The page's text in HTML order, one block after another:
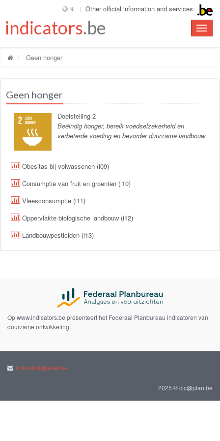
NL Other official information and services:
Toggle
indicators.be
Geen honger
Geen honger
Doelstelling 2
Beëindig honger, bereik voedselzekerheid en
verbeterde voeding en bevorder duurzame landbouw
Obesitas bij volwassenen (i09)
Consumptie van fruit en groenten (i10)
Vleesconsumptie (i11)
Oppervlakte biologische landbouw (i12)
Landbouwpesticiden (i13)
Op www.indicators.be presenteert het Federaal Planbureau indicatoren van
duurzame ontwikkeling.
indicators@plan.be
2025 © cic@plan.be